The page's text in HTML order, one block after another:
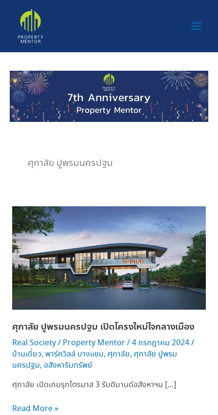
content
ศุภาลัย ปูพรมนครปฐม
ศุภาลัย ปูพรมนครปฐม เปิดโครงใหม่ใจกลางเมือง
Real Society/ Property Mentor/4 กรกฎาคม 2024/
บ้านเดี่ยว, พาร์ควิลล์ บางแขม, ศุภาลัย, ศุภาลัย ปูพรม
นครปฐม, อสังหาริมทรัพย์
ศุภาลัย เปิดเกมรุกไตรมาส 3 รับดีมานด์อสังหาฯน […]
ศุภ
าลัย
ปู
พรม
นครปฐม
เปิด
โครง
ใหม่
ใจกลาง
Read More »